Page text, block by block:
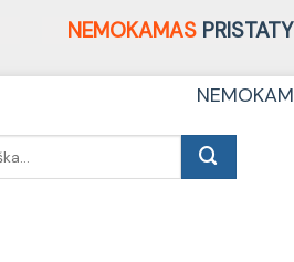
NEMOKAMAS